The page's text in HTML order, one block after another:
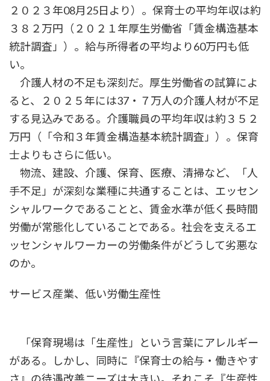
２０２３年08月25日より）。保育士の平均年収は約
３８２万円（２０２１年厚生労働省「賃金構造基本
統計調査」）。給与所得者の平均より60万円も低
い。
介護人材の不足も深刻だ。厚生労働省の試算によ
ると、２０２５年には37・７万人の介護人材が不足
する見込みである。介護職員の平均年収は約３５２
万円（「令和３年賃金構造基本統計調査」）。保育
士よりもさらに低い。
物流、建設、介護、保育、医療、清掃など、「人
手不足」が深刻な業種に共通することは、エッセン
シャルワークであることと、賃金水準が低く長時間
労働が常態化していることである。社会を支えるエ
ッセンシャルワーカーの労働条件がどうして劣悪な
のか。
サービス産業、低い労働生産性
「保育現場は「生産性」という言葉にアレルギー
がある。しかし、同時に『保育士の給与・働きやす